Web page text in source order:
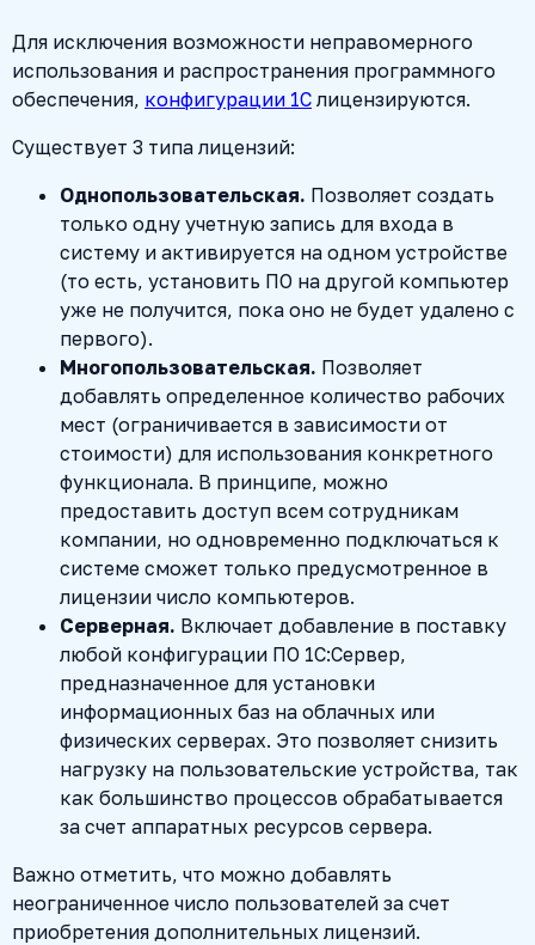
Для исключения возможности неправомерного
использования и распространения программного
обеспечения, конфигурации 1С лицензируются.
Существует 3 типа лицензий:
Однопользовательская. Позволяет создать
только одну учетную запись для входа в
систему и активируется на одном устройстве
(то есть, установить ПО на другой компьютер
уже не получится, пока оно не будет удалено с
первого).
Многопользовательская. Позволяет
добавлять определенное количество рабочих
мест (ограничивается в зависимости от
стоимости) для использования конкретного
функционала. В принципе, можно
предоставить доступ всем сотрудникам
компании, но одновременно подключаться к
системе сможет только предусмотренное в
лицензии число компьютеров.
Серверная. Включает добавление в поставку
любой конфигурации ПО 1С:Сервер,
предназначенное для установки
информационных баз на облачных или
физических серверах. Это позволяет снизить
нагрузку на пользовательские устройства, так
как большинство процессов обрабатывается
за счет аппаратных ресурсов сервера.
Важно отметить, что можно добавлять
неограниченное число пользователей за счет
приобретения дополнительных лицензий.